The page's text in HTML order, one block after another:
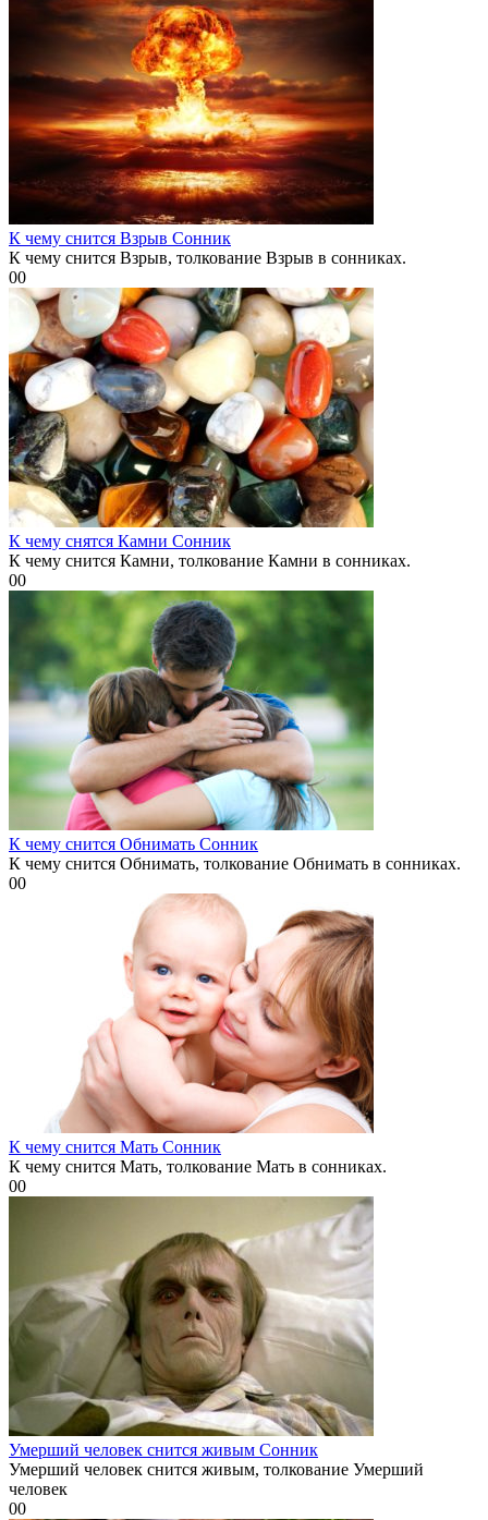
К чему снится Взрыв Сонник
К чему снится Взрыв, толкование Взрыв в сонниках.
00
К чему снятся Камни Сонник
К чему снится Камни, толкование Камни в сонниках.
00
К чему снится Обнимать Сонник
К чему снится Обнимать, толкование Обнимать в сонниках.
00
К чему снится Мать Сонник
К чему снится Мать, толкование Мать в сонниках.
00
Умерший человек снится живым Сонник
Умерший человек снится живым, толкование Умерший
человек
00